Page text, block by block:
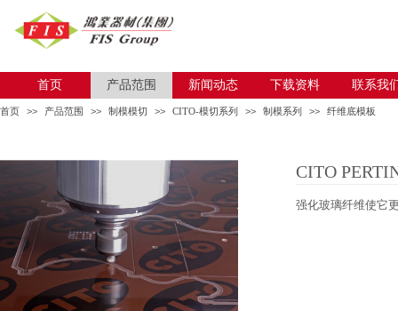
首页 产品范围 新闻动态 下载资料 联系我
首页 产品范围 新闻动态 下载资料 联系我
首页 >> 产品范围 >> 制模模切 >> CITO-模切系列 >> 制模系列 >> 纤维底模板
CITO
强化玻璃纤维使它